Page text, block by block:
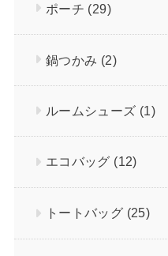
ポーチ (29)
鍋つかみ (2)
ルームシューズ (1)
エコバッグ (12)
トートバッグ (25)